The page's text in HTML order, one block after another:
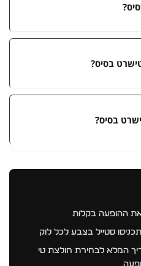
בסיס?
בסיס?
ההופעה בקלות
המלא לבחירת חולצת טי